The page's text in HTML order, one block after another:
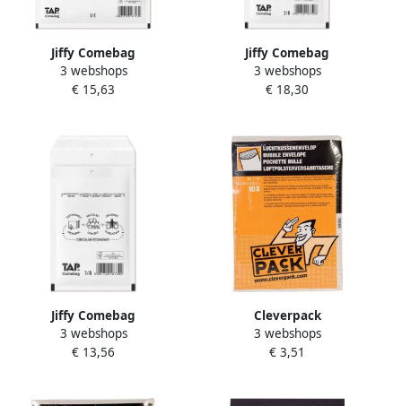
Jiffy Comebag
luchtkussenenveloppen ft
220 x 265 mm met
3 webshops
€ 15,63
Jiffy Comebag
luchtkussenenveloppen ft
120 x 215 mm met
3 webshops
€ 18,30
Jiffy Comebag
luchtkussenenveloppen ft
100 x 165 mm met
3 webshops
€ 13,56
Cleverpack
luchtkussenenveloppen ft
230 x 340 mm met
3 webshops
€ 3,51